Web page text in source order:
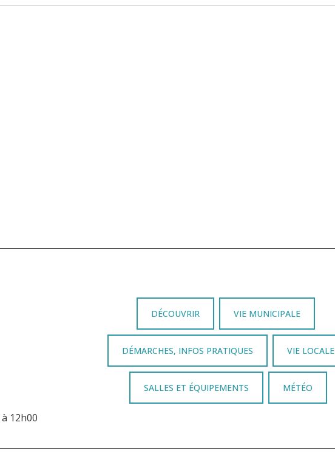
12h00
DÉCOUVRIR VIE MUNICIPALE
DÉMARCHES, INFOS PRATIQUES VIE LOCALE
SALLES ET ÉQUIPEMENTS MÉTÉO